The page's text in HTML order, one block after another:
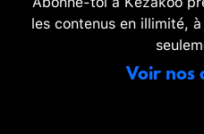
les contenus en illimité,
Voir nos